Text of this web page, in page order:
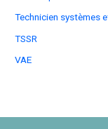
Technicien systèmes
TSSR
VAE